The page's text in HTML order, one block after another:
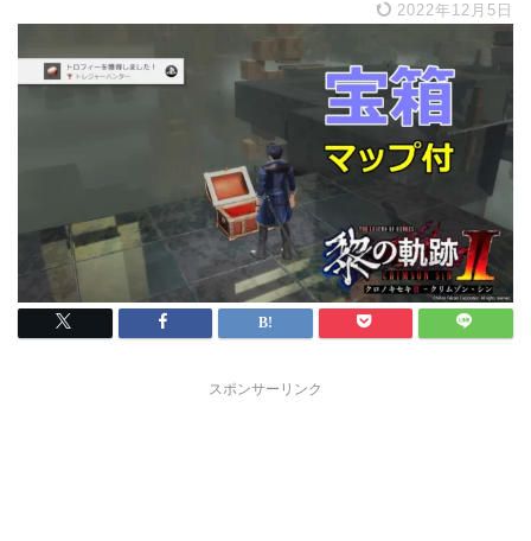
2022年12月5日
スポンサーリンク